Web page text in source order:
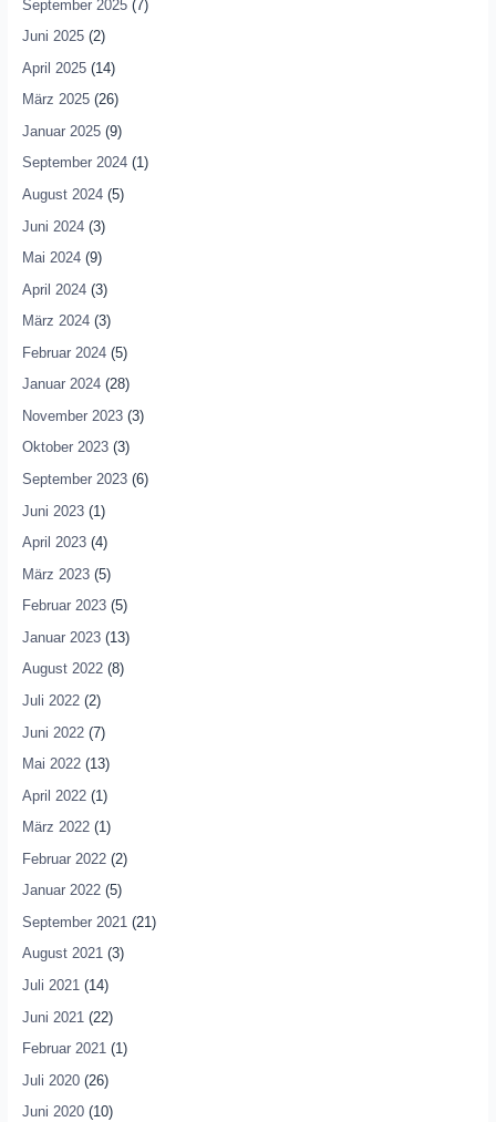
September 2025(7)
Juni 2025(2)
April 2025(14)
März 2025(26)
Januar 2025(9)
September 2024(1)
August 2024(5)
Juni 2024(3)
Mai 2024(9)
April 2024(3)
März 2024(3)
Februar 2024(5)
Januar 2024(28)
November 2023(3)
Oktober 2023(3)
September 2023(6)
Juni 2023(1)
April 2023(4)
März 2023(5)
Februar 2023(5)
Januar 2023(13)
August 2022(8)
Juli 2022(2)
Juni 2022(7)
Mai 2022(13)
April 2022(1)
März 2022(1)
Februar 2022(2)
Januar 2022(5)
September 2021 (21)
August 2021(3)
Juli 2021(14)
Juni 2021 (22)
Februar 2021(1)
Juli 2020(26)
Juni 2020(10)